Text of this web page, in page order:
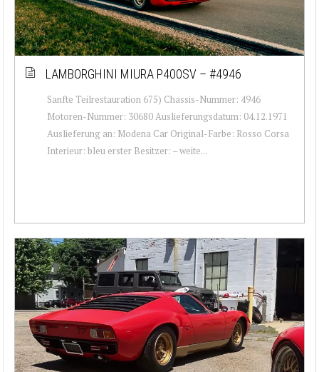
LAMBORGHINI MIURA P400SV – #4946
Sanfte Teilrestauration 675) Chassis-Nummer: 4946
Motoren-Nummer: 30680 Auslieferungsdatum: 04.12.1971
Auslieferung an: Modena Car Original-Farbe: Rosso Corsa
Interieur: bleu erster Besitzer: – weite...